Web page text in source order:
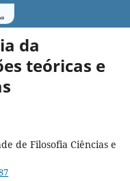
da
teóricas e
de Filosofia Ciências e